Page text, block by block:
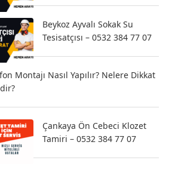
Beykoz Ayvalı Sokak Su
Tesisatçısı – 0532 384 77 07
Montajı Nasıl Yapılır? Nelere Dikkat
Çankaya Ön Cebeci Klozet
Tamiri – 0532 384 77 07